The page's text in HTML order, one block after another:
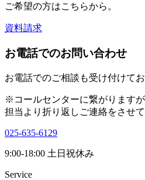
ご希望の方はこちらから。
資料請求
お電話でのお問い合わせ
お電話でのご相談も受け付けてお
※コールセンターに繋がります
担当より折り返しご連絡をさせて
025-635-6129
9:00-18:00 土日祝休み
Service